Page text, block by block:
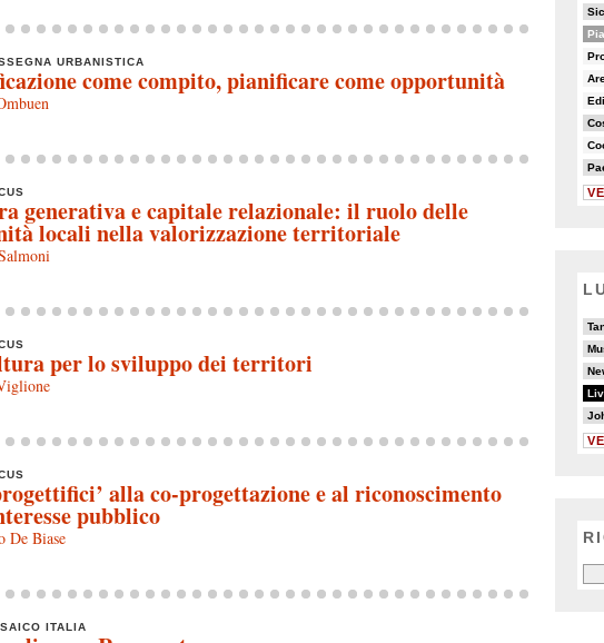
URBANISTICA
come compito, pianificare come opportunità
generativa e capitale relazionale: il ruolo delle
locali nella valorizzazione territoriale
per lo sviluppo dei territori
alla co-progettazione e al riconoscimento
pubblico
De Biase
ITALIA
10/
22/
44/
5/
23/
5/82
9/82
7/82
8/82
20/
18/
7/
5/
19/
11/
6/
7/82
25/
13/
7/
2/
6/
4/
4/
3/
10/
3/
2/
2/
3/
6/
2/
7/
20/
5/
4/
4/
4/
3/
2/